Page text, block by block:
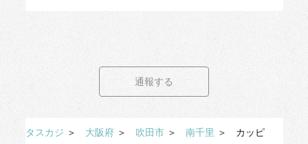
通報する
タスカジ ＞ 大阪府 ＞ 吹田市 ＞ 南千里 ＞
カッピ